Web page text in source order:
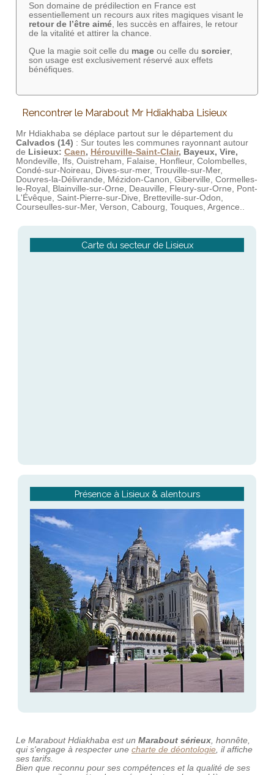
Son domaine de prédilection en France est
essentiellement un recours aux rites magiques visant le
retour de l’être aimé, les succès en affaires, le retour
de la vitalité et attirer la chance.
Que la magie soit celle du mageou celle du sorcier,
son usage est exclusivement réservé aux effets
bénéfiques.
Rencontrer le Marabout Mr Hdiakhaba Lisieux
Mr Hdiakhaba se déplace partout sur le département du
Calvados (14) : Sur toutes les communes rayonnant autour
de Lisieux: Caen, Hérouville-Saint-Clair, Bayeux, Vire,
Mondeville, Ifs, Ouistreham, Falaise, Honfleur, Colombelles,
Condé-sur-Noireau, Dives-sur-mer, Trouville-sur-Mer,
Douvres-la-Délivrande, Mézidon-Canon, Giberville, Cormelles-
le-Royal, Blainville-sur-Orne, Deauville, Fleury-sur-Orne, Pont-
L'Évêque, Saint-Pierre-sur-Dive, Bretteville-sur-Odon,
Courseulles-sur-Mer, Verson, Cabourg, Touques, Argence..
Carte du secteur de Lisieux
Présence à Lisieux & alentours
Le Marabout Hdiakhaba est un Marabout sérieux, honnête,
qui s'engage à respecter une charte de déontologie, il affiche
ses tarifs.
Bien que reconnu pour ses compétences et la qualité de ses